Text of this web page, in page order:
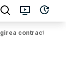
contractului